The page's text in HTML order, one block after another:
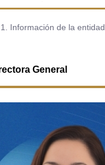
1. Información de la entidad
General